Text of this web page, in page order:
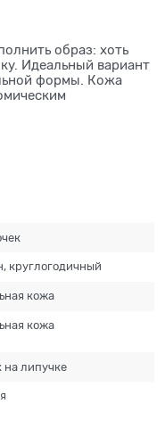
образ: хоть
Идеальный вариант
формы. Кожа
круглогодичный
кожа
кожа
на липучке